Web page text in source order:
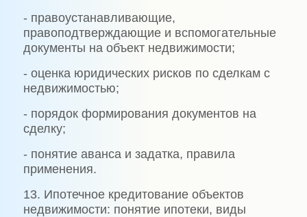
- правоустанавливающие,
правоподтверждающие и вспомогательные
документы на объект недвижимости;
- оценка юридических рисков по сделкам с
недвижимостью;
- порядок формирования документов на
сделку;
- понятие аванса и задатка, правила
применения.
13. Ипотечное кредитование объектов
недвижимости: понятие ипотеки, виды